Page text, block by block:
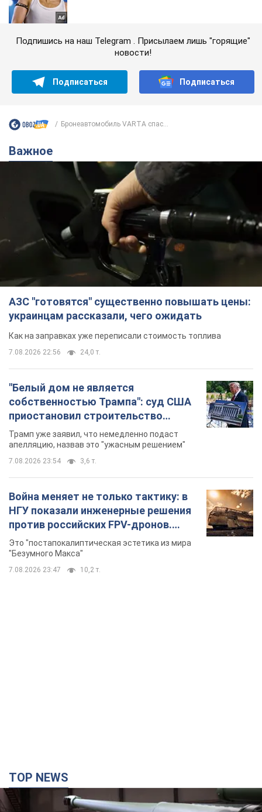
Подпишись на наш Telegram . Присылаем лишь "горящие"
новости!
Подписаться Подписаться
Бронеавтомобиль VARTA спас...
Важное
АЗС "готовятся" существенно повышать цены:
украинцам рассказали, чего ожидать
Как на заправках уже переписали стоимость топлива
7.08.2026 22:56 24,0 т.
"Белый дом не является
собственностью Трампа": суд США
приостановил строительство
бального зала стоимостью 400 млн
долларов
Трамп уже заявил, что немедленно подаст
апелляцию, назвав это "ужасным решением"
7.08.2026 23:54 3,6 т.
Война меняет не только тактику: в
НГУ показали инженерные решения
против российских FPV-дронов.
Фото
Это "постапокалиптическая эстетика из мира
"Безумного Макса"
7.08.2026 23:47 10,2 т.
TOP NEWS